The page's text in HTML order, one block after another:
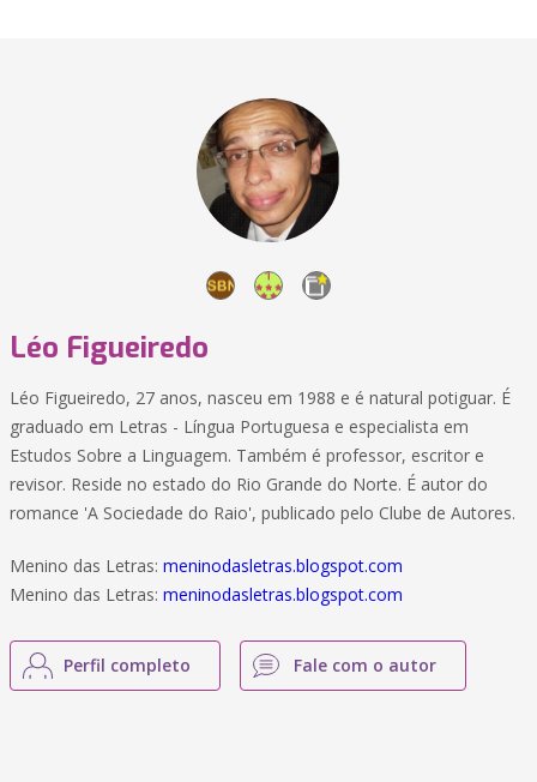
Léo Figueiredo
Léo Figueiredo, 27 anos, nasceu em 1988 e é natural potiguar. É
graduado em Letras - Língua Portuguesa e especialista em
Estudos Sobre a Linguagem. Também é professor, escritor e
revisor. Reside no estado do Rio Grande do Norte. É autor do
romance 'A Sociedade do Raio', publicado pelo Clube de Autores.
Menino das Letras: meninodasletras.blogspot.com
Menino das Letras: meninodasletras.blogspot.com
Perfil completo Fale com o autor